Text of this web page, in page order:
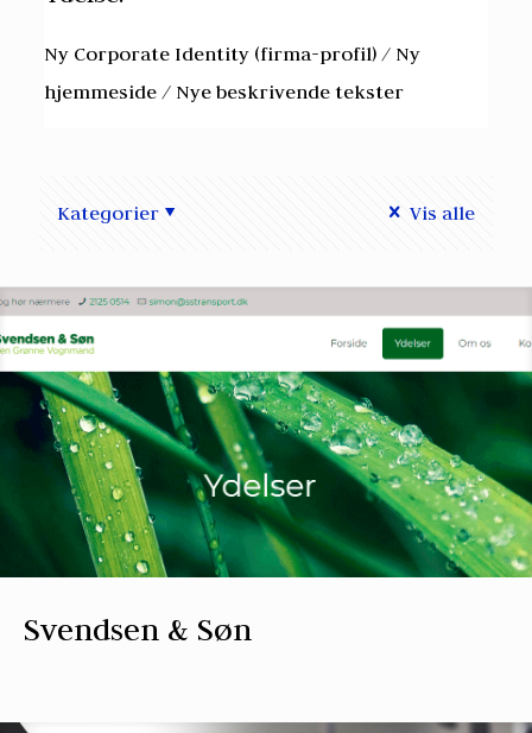
Ny Corporate Identity (firma-profil) / Ny
hjemmeside / Nye beskrivende tekster
Kategorier Vis alle
Svendsen & Søn